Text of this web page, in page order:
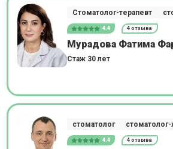
Стоматолог-терапевт
4.4 4 отзыва
Мурадова Фатима
Стаж 30 лет
стоматолог стоматолог-
4.4 4 отзыва